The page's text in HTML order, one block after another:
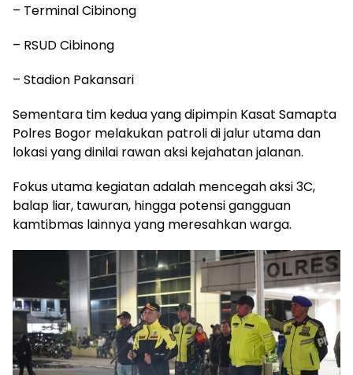
– Terminal Cibinong
– RSUD Cibinong
– Stadion Pakansari
Sementara tim kedua yang dipimpin Kasat Samapta
Polres Bogor melakukan patroli di jalur utama dan
lokasi yang dinilai rawan aksi kejahatan jalanan.
Fokus utama kegiatan adalah mencegah aksi 3C,
balap liar, tawuran, hingga potensi gangguan
kamtibmas lainnya yang meresahkan warga.